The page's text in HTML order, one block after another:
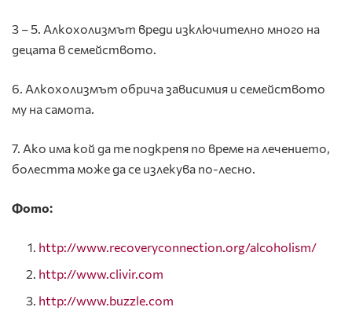
3 – 5. Алкохолизмът вреди изключително много на
децата в семейството.
6. Алкохолизмът обрича зависимия и семейството
му на самота.
7. Ако има кой да те подкрепя по време на лечението,
болестта може да се излекува по-лесно.
Фото:
http://www.recoveryconnection.org/alcoholism/
http://www.clivir.com
http://www.buzzle.com